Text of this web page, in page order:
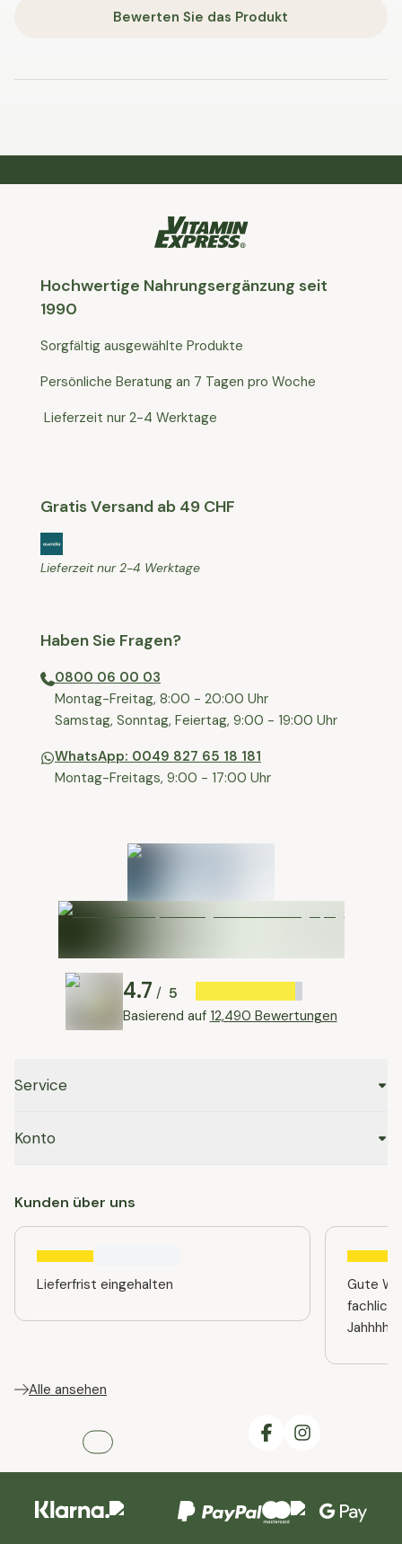
Bewerten Sie das Produkt
Hochwertige Nahrungsergänzung seit
1990
Sorgfältig ausgewählte Produkte
Persönliche Beratung an 7 Tagen pro Woche
Lieferzeit nur 2-4 Werktage
Gratis Versand ab 49 CHF
Lieferzeit nur 2-4 Werktage
Haben Sie Fragen?
0800 06 00 03
⁠Montag-Freitag, 8:00 - 20:00 Uhr
⁠Samstag, Sonntag, Feiertag, 9:00 - 19:00 Uhr
WhatsApp: 0049 827 65 18 181
Montag-Freitags, 9:00 - 17:00 Uhr
4.7 / 5
Basierend auf 12,490 Bewertungen
Service
Konto
Kunden über uns
Lieferfrist eingehalten
Gute
fachlich
Alle ansehen